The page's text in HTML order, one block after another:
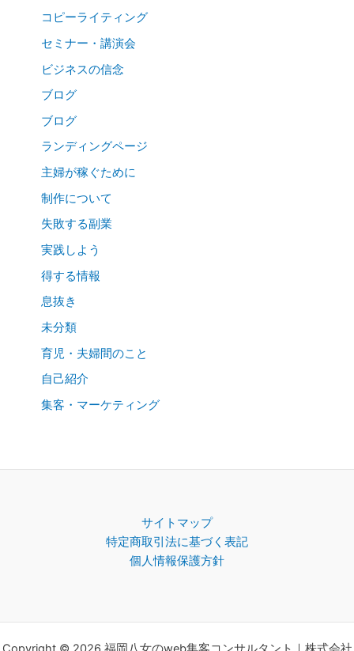
コピーライティング
セミナー・講演会
ビジネスの信念
ブログ
ブログ
ランディングページ
主婦が稼ぐために
制作について
失敗する副業
実践しよう
得する情報
息抜き
未分類
育児・夫婦間のこと
自己紹介
集客・マーケティング
サイトマップ
特定商取引法に基づく表記
個人情報保護方針